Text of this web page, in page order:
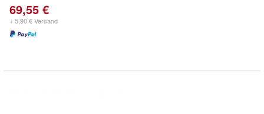
69,55 €
+ 5,90 € Versand